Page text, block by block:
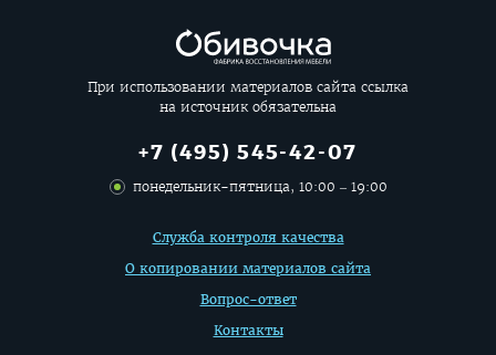
Дополнительная
информация
Служба контроля качества
О копировании материалов сайта
Вопрос-ответ
Контакты
При использовании материалов сайта ссылка
на источник обязательна
+7 (495) 545-42-07
понедельник-пятница, 10:00 – 19:00